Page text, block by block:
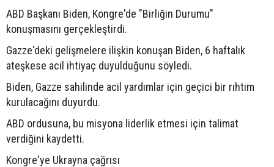
ABD Başkanı Biden, Kongre'de "Birliğin Durumu"
konuşmasını gerçekleştirdi.
Gazze'deki gelişmelere ilişkin konuşan Biden, 6 haftalık
ateşkese acil ihtiyaç duyulduğunu söyledi.
Biden, Gazze sahilinde acil yardımlar için geçici bir rıhtım
kurulacağını duyurdu.
ABD ordusuna, bu misyona liderlik etmesi için talimat
verdiğini kaydetti.
Kongre'ye Ukrayna çağrısı